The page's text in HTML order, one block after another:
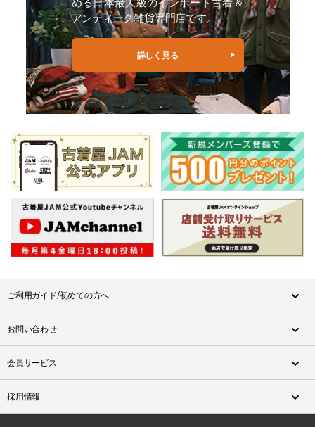
アンティーク雑貨専門店です。
詳しく見る
ご利用ガイド/初めての方へ
お問い合わせ
会員サービス
採用情報